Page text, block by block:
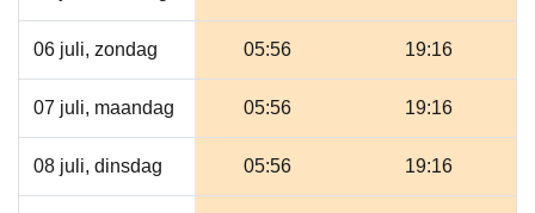
06 juli, zondag 05:56 19:16
07 juli, maandag 05:56 19:16
08 juli, dinsdag 05:56 19:16